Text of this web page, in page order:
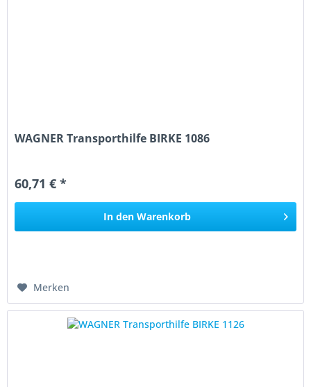
WAGNER Transporthilfe BIRKE 1086
60,71 € *
In den Warenkorb
Merken